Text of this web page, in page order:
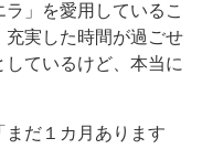
」を愛用しているこ
充実した時間が過ごせ
ているけど、本当に
だ１カ月あります